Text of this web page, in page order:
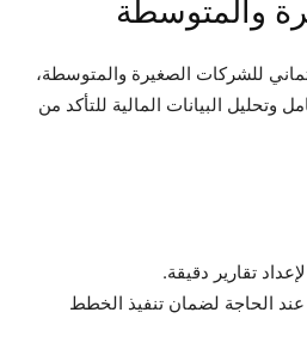
والمتوسطة
للشركات الصغيرة والمتوسطة،
وتحليل البيانات المالية للتأكد من
تقارير دقيقة.
عند الحاجة لضمان تنفيذ الخطط